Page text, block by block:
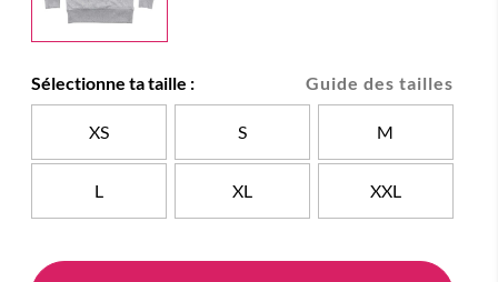
Guide des tailles
Sélectionne ta taille :
XS S M
L XL XXL